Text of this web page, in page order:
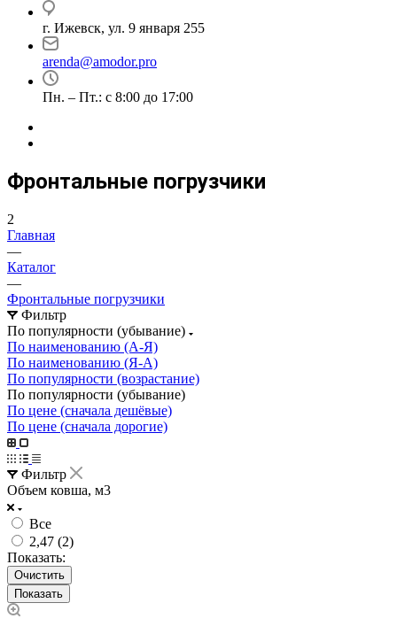
г. Ижевск, ул. 9 января 255
arenda@amodor.pro
Пн. – Пт.: с 8:00 до 17:00
Фронтальные погрузчики
2
Главная
—
Каталог
—
Фронтальные погрузчики
Фильтр
По популярности (убывание)
По наименованию (А-Я)
По наименованию (Я-А)
По популярности (возрастание)
По популярности (убывание)
По цене (сначала дешёвые)
По цене (сначала дорогие)
Фильтр
Объем ковша, м3
Все
2,47 (2)
Показать:
Очистить